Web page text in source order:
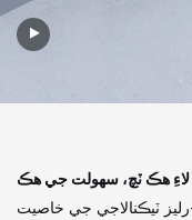
لاءِ هڪ ٽچ، سهولت جي هڪ
ٽيڪنالاجي جي خاصيت